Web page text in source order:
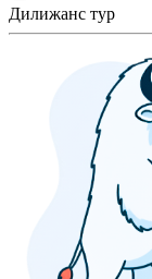
Дилижанс тур